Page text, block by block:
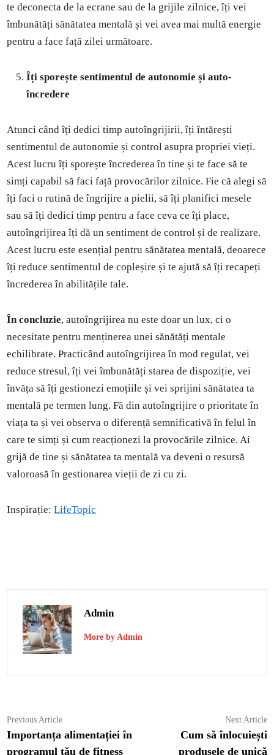
te deconecta de la ecrane sau de la grijile zilnice, îți vei
îmbunătăți sănătatea mentală și vei avea mai multă energie
pentru a face față zilei următoare.
Îți sporește sentimentul de autonomie și auto-
încredere
Atunci când îți dedici timp autoîngrijirii, îți întărești
sentimentul de autonomie și control asupra propriei vieți.
Acest lucru îți sporește încrederea în tine și te face să te
simți capabil să faci față provocărilor zilnice. Fie că alegi să
îți faci o rutină de îngrijire a pielii, să îți planifici mesele
sau să îți dedici timp pentru a face ceva ce îți place,
autoîngrijirea îți dă un sentiment de control și de realizare.
Acest lucru este esențial pentru sănătatea mentală, deoarece
îți reduce sentimentul de copleșire și te ajută să îți recapeți
încrederea în abilitățile tale.
În concluzie, autoîngrijirea nu este doar un lux, ci o
necesitate pentru menținerea unei sănătăți mentale
echilibrate. Practicând autoîngrijirea în mod regulat, vei
reduce stresul, îți vei îmbunătăți starea de dispoziție, vei
învăța să îți gestionezi emoțiile și vei sprijini sănătatea ta
mentală pe termen lung. Fă din autoîngrijire o prioritate în
viața ta și vei observa o diferență semnificativă în felul în
care te simți și cum reacționezi la provocările zilnice. Ai
grijă de tine și sănătatea ta mentală va deveni o resursă
valoroasă în gestionarea vieții de zi cu zi.
Inspirație:LifeTopic
Admin
More by Admin
Navigare
în
Previous ArticlePrevious
article:
Importanța alimentației în
programul tău de fitness
Next Article
Cum să înlocuiești
produsele de unică